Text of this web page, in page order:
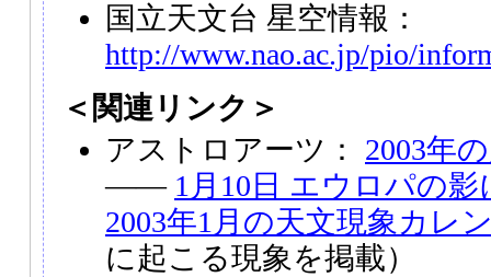
国立天文台 星空情報：
http://www.nao.ac.jp/pio/
＜関連リンク＞
アストロアーツ： 2003年
―― 1月10日 エウロパの
2003年1月の天文現象カレ
に起こる現象を掲載）